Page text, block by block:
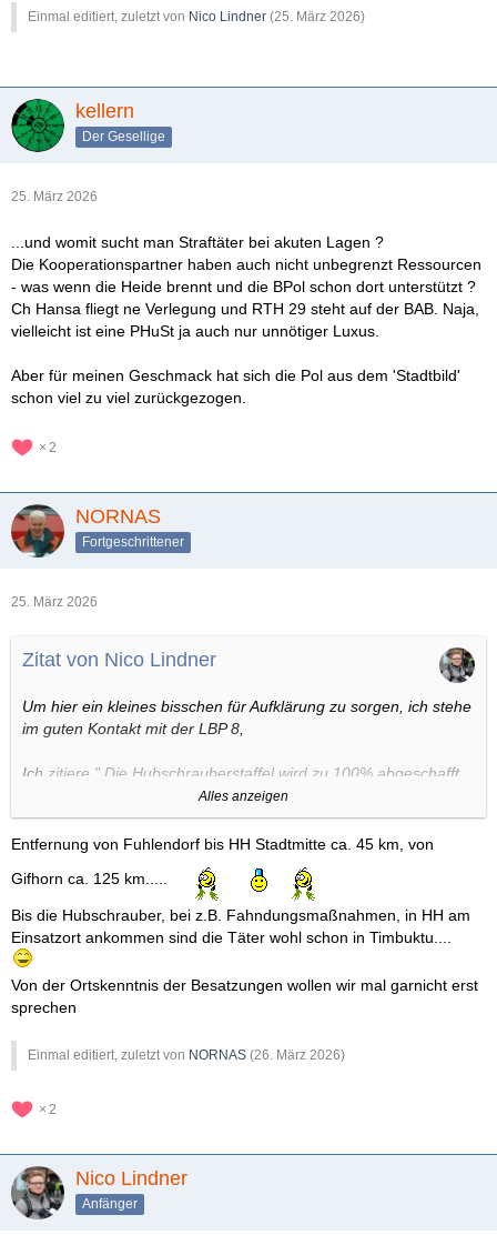
Einmal editiert, zuletzt von Nico Lindner (25. März 2026)
kellern
Der Gesellige
25. März 2026
...und womit sucht man Straftäter bei akuten Lagen ?
Die Kooperationspartner haben auch nicht unbegrenzt Ressourcen
- was wenn die Heide brennt und die BPol schon dort unterstützt ?
Ch Hansa fliegt ne Verlegung und RTH 29 steht auf der BAB. Naja,
vielleicht ist eine PHuSt ja auch nur unnötiger Luxus.
Aber für meinen Geschmack hat sich die Pol aus dem 'Stadtbild'
schon viel zu viel zurückgezogen.
2
NORNAS
Fortgeschrittener
25. März 2026
Zitat von Nico Lindner
Um hier ein kleines bisschen für Aufklärung zu sorgen, ich stehe
im guten Kontakt mit der LBP 8,
Ich zitiere " Die Hubschrauberstaffel wird zu 100% abgeschafft,
ein genaues Datum stehe aber nicht fest "
Weiter heißt es " Für Einsätze wie Demonstrationen oder
Einsätze wie Personenrettung (Elbe) oder Personensuche,
wollen man auf die Bundespolizeihubschrauber aus Fuhlendorf
oder Gifhorn bzw. Die RTH 29 und Hansa zurückgreifen"
Auch stehen einige Piloten vor der Pensionierung, was eine
weitervermittlung an BPol oder andere PHuSt denkbar schwierig
macht.
Alles anzeigen
Entfernung von Fuhlendorf bis HH Stadtmitte ca. 45 km, von
Gifhorn ca. 125 km.....
Bis die Hubschrauber, bei z.B. Fahndungsmaßnahmen, in HH am
Einsatzort ankommen sind die Täter wohl schon in Timbuktu....
Von der Ortskenntnis der Besatzungen wollen wir mal garnicht erst
sprechen
Einmal editiert, zuletzt von NORNAS (26. März 2026)
2
Nico Lindner
Anfänger